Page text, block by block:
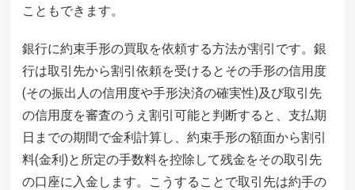
こともできます。
銀行に約束手形の買取を依頼する方法が割引です。銀
行は取引先から割引依頼を受けるとその手形の信用度
(その振出人の信用度や手形決済の確実性)及び取引先
の信用度を審査のうえ割引可能と判断すると、支払期
日までの期間で金利計算し、約束手形の額面から割引
料(金利)と所定の手数料を控除して残金をその取引先
の口座に入金します。こうすることで取引先は約手の